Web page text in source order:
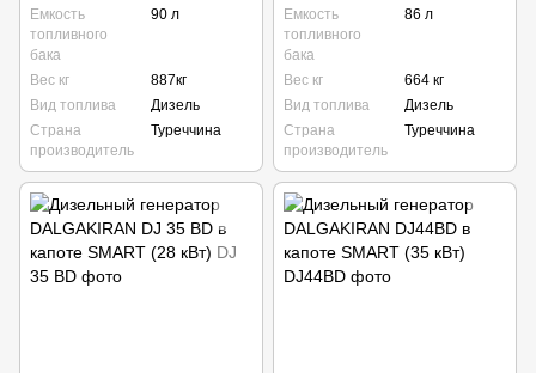
Емкость
топливного
бака
90 л
Вес кг
887кг
Вид топлива
Дизель
Страна
производитель
Туреччина
Емкость
топливного
бака
86 л
Вес кг
664 кг
Вид топлива
Дизель
Страна
производитель
Туреччина